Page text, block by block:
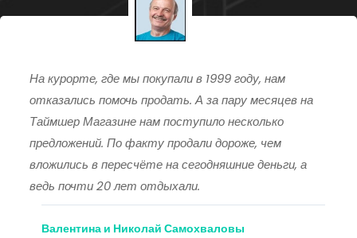
На курорте, где мы покупали в 1999 году, нам
отказались помочь продать. А за пару месяцев на
Таймшер Магазине нам поступило несколько
предложений. По факту продали дороже, чем
вложились в пересчёте на сегодняшние деньги, а
ведь почти 20 лет отдыхали.
Валентина и Николай Самохваловы